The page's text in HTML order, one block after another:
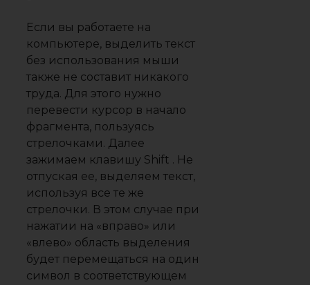
Если вы работаете на
компьютере, выделить текст
без использования мыши
также не составит никакого
труда. Для этого нужно
перевести курсор в начало
фрагмента, пользуясь
стрелочками. Далее
зажимаем клавишу Shift . Не
отпуская ее, выделяем текст,
используя все те же
стрелочки. В этом случае при
нажатии на «вправо» или
«влево» область выделения
будет перемещаться на один
символ в соответствующем